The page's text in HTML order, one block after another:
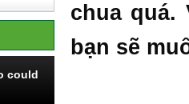
could
chua
bạn sẽ